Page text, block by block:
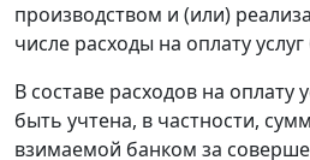
производством и (или)
числе расходы на оплату
В составе расходов на оплату
быть учтена, в частности,
взимаемой банком за